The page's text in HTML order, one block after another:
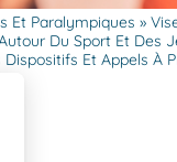
Et Paralympiques »
Du Sport Et Des
Dispositifs Et Appels À